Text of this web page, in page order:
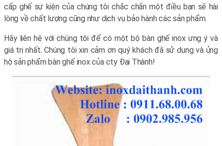
cấp ghế sự kiện của chúng tôi chắc chắn một điều bạn sẽ hài
lòng về chất lượng cũng như dịch vụ bảo hành các sản phẩm.
Hãy liên hệ với chúng tôi để có một bộ bàn ghế inox ưng ý và
giá trị nhất. Chúng tôi xin cảm ơn quý khách đã sử dụng và ủng
hộ sản phẩm bàn ghế inox của cty Đại Thành!